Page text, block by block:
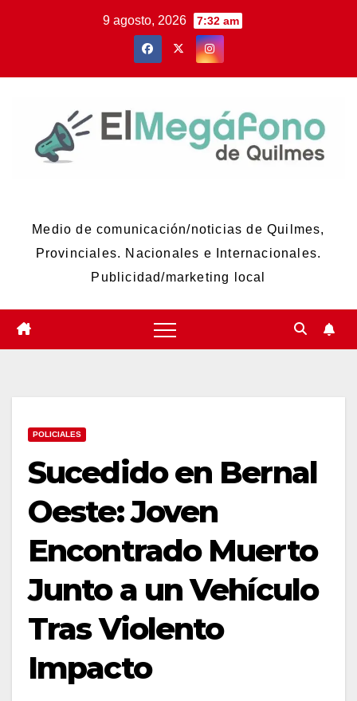
9 agosto, 2026 7:32 am
Medio de comunicación/noticias de Quilmes,
Provinciales. Nacionales e Internacionales.
Publicidad/marketing local
POLICIALES
Sucedido en Bernal
Oeste: Joven
Encontrado Muerto
Junto a un Vehículo
Tras Violento
Impacto